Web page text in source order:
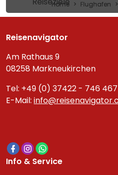
Home Flughafen
Reisenavigator
Am Rathaus 9
08258 Markneukirchen
Tel: +49 (0) 37422 - 746 467
E-Mail:
Info & Service